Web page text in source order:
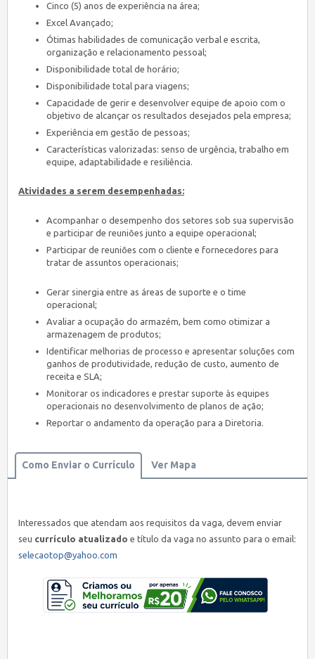
Cinco (5) anos de experiência na área;
Excel Avançado;
Ótimas habilidades de comunicação verbal e escrita,
organização e relacionamento pessoal;
Disponibilidade total de horário;
Disponibilidade total para viagens;
Capacidade de gerir e desenvolver equipe de apoio com o
objetivo de alcançar os resultados desejados pela empresa;
Experiência em gestão de pessoas;
Características valorizadas: senso de urgência, trabalho em
equipe, adaptabilidade e resiliência.
Atividades a serem desempenhadas:
Acompanhar o desempenho dos setores sob sua supervisão
e participar de reuniões junto a equipe operacional;
Participar de reuniões com o cliente e fornecedores para
tratar de assuntos operacionais;
Gerar sinergia entre as áreas de suporte e o time
operacional;
Avaliar a ocupação do armazém, bem como otimizar a
armazenagem de produtos;
Identificar melhorias de processo e apresentar soluções com
ganhos de produtividade, redução de custo, aumento de
receita e SLA;
Monitorar os indicadores e prestar suporte às equipes
operacionais no desenvolvimento de planos de ação;
Reportar o andamento da operação para a Diretoria.
Como Enviar o Currículo Ver Mapa
Interessados que atendam aos requisitos da vaga, devem enviar
seu currículo atualizado e título da vaga no assunto para o email:
selecaotop@yahoo.com